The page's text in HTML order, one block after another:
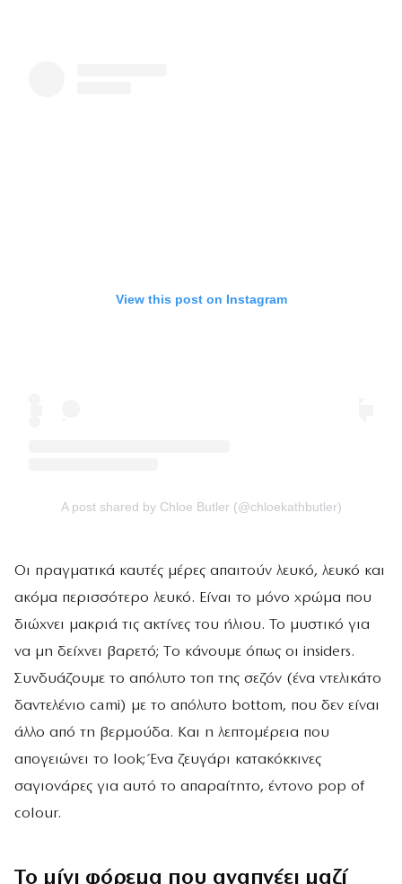
View this post on Instagram
A post shared by Chloe Butler (@chloekathbutler)
Οι πραγματικά καυτές μέρες απαιτούν λευκό, λευκό και
ακόμα περισσότερο λευκό. Είναι το μόνο χρώμα που
διώχνει μακριά τις ακτίνες του ήλιου. Το μυστικό για
να μη δείχνει βαρετό; Τo κάνουμε όπως οι insiders.
Συνδυάζουμε το απόλυτο τοπ της σεζόν (ένα ντελικάτο
δαντελένιο cami) με το απόλυτο bottom, που δεν είναι
άλλο από τη βερμούδα. Και η λεπτομέρεια που
απογειώνει το look; Ένα ζευγάρι κατακόκκινες
σαγιονάρες για αυτό το απαραίτητο, έντονο pop of
colour.
Το μίνι φόρεμα που αναπνέει μαζί